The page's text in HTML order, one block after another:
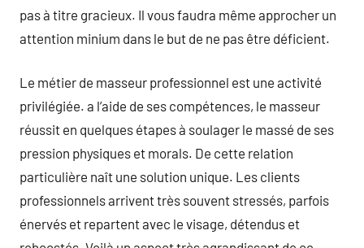
pas à titre gracieux. Il vous faudra même approcher un
attention minium dans le but de ne pas être déficient.
Le métier de masseur professionnel est une activité
privilégiée. a l’aide de ses compétences, le masseur
réussit en quelques étapes à soulager le massé de ses
pression physiques et morals. De cette relation
particulière naît une solution unique. Les clients
professionnels arrivent très souvent stressés, parfois
énervés et repartent avec le visage, détendus et